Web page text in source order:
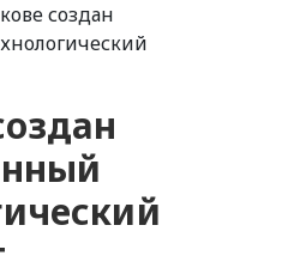
создан